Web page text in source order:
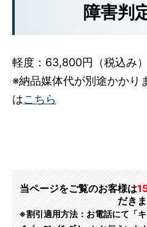
障害判
軽度：63,800円（税込み）
※納品媒体代が別途かかり
はこちら
当ページをご覧のお客様は
だき
※割引適用方法：お電話にて「